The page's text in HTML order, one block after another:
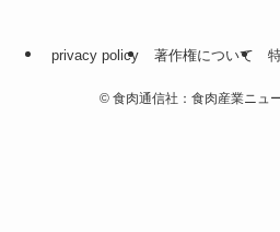
privacy policy 著作権について
©食肉通信社：食肉産業ニュ